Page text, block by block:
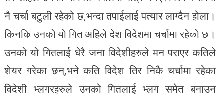
नै चर्चा बटुली रहेको छ,भन्दा तपाईलाई पत्यार लाग्दैन होला।
किनकि उनको यो गित अहिले देश विदेशमा चर्चामा रहेको छ।
उनको यो गितलाई धेरै जना विदेशीहरुले मन पराएर कतिले
शेयर गरेका छन्,भने कति विदेश तिर निकै चर्चामा रहेका
विदेशी भ्लगरहरुले उनको गितलाई भ्लग समेत बनाउन